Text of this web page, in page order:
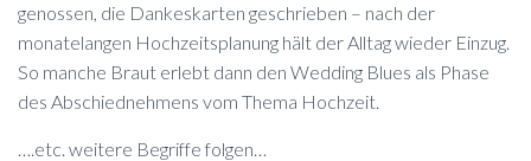
genossen, die Dankeskarten geschrieben – nach der
monatelangen Hochzeitsplanung hält der Alltag wieder Einzug.
So manche Braut erlebt dann den Wedding Blues als Phase
des Abschiednehmens vom Thema Hochzeit.
….etc. weitere Begriffe folgen…